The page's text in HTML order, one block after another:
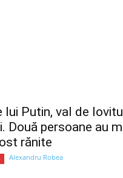
lui Putin, val de
Două persoane au
rănite
Alexandru Robea